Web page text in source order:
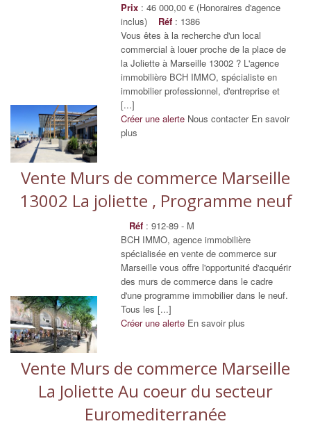
Prix : 46 000,00 € (Honoraires d'agence
inclus) Réf : 1386
Vous êtes à la recherche d'un local
commercial à louer proche de la place de
la Joliette à Marseille 13002 ? L'agence
immobilière BCH IMMO, spécialiste en
immobilier professionnel, d'entreprise et
[...]
Créer une alerte Nous contacter En savoir
plus
Vente Murs de commerce Marseille
13002 La joliette , Programme neuf
Réf : 912-89 - M
BCH IMMO, agence immobilière
spécialisée en vente de commerce sur
Marseille vous offre l'opportunité d'acquérir
des murs de commerce dans le cadre
d'une programme immobilier dans le neuf.
Tous les [...]
Créer une alerte En savoir plus
Vente Murs de commerce Marseille
La Joliette Au coeur du secteur
Euromediterranée